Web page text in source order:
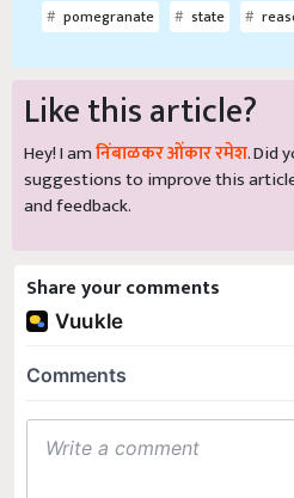
pomegranate
state
Like this article?
Hey! I amनिंबाळकर ओंकार रमेश. Did
suggestions to improve this
and feedback.
Share your comments